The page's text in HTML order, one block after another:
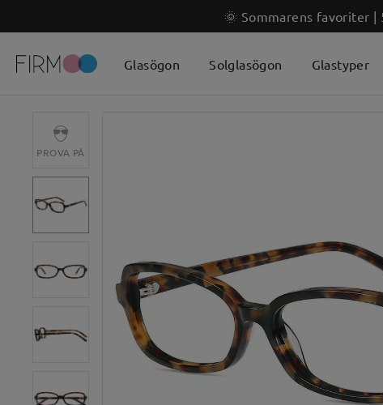
🌞 Sommarens favoriter |
Glasögon Solglasögon Glastyper
PROVA PÅ